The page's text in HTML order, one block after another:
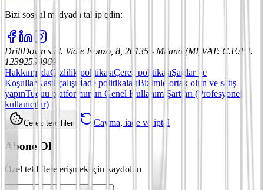
Bizi sosyal medyada takip edin:
DrillDown s.r.l. Viale Isonzo, 8, 20135 - Milano (MI) VAT: C.F./P.I.
12392590969
HakkımızdaGizlilik politikasıÇerez politikasıŞartlar ve
KoşullarNasıl çalışırİade politikalarıBizimle ortak olun ve satış
yapınTuduu platformunun Genel Kullanım Şartları (Profesyonel
kullanıcılar)
Çerez tercihleri Cayma, iade ve iptal
Abone Ol
Özel tekliflere erişmek için kaydolun